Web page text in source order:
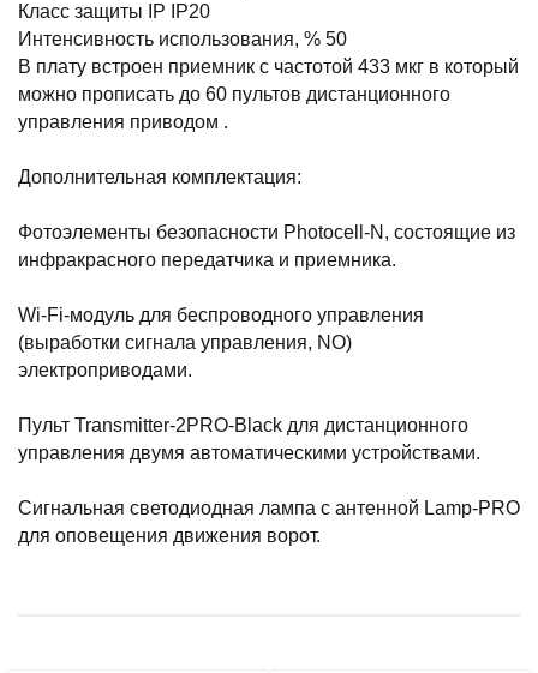
Класс защиты IP IP20
Интенсивность использования, % 50
В плату встроен приемник с частотой 433 мкг в который
можно прописать до 60 пультов дистанционного
управления приводом .
Дополнительная комплектация:
Фотоэлементы безопaсности Photocell-N, состоящие из
инфракрасного передaтчика и приемникa.
Wi-Fi-модуль для беспроводного управления
(выработки сигнала управления, NO)
электроприводами.
Пульт Transmitter-2PRO-Black для дистанционного
управления двумя автоматическими устройствами.
Сигнальная светодиодная лампа с антенной Lamp-PRO
для оповещения движения ворот.